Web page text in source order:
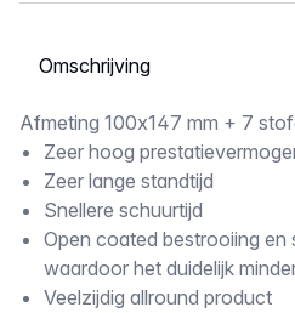
Selecteer een tabblad
Omschrijving
Afmeting 100x147 mm + 7
Zeer hoog
Zeer lange standtijd
Snellere schuurtijd
Open coated bestrooiing en
waardoor het duidelijk
Veelzijdig allround product